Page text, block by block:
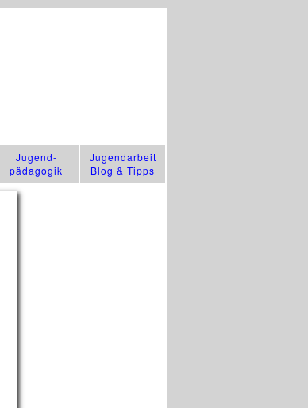
Jugend­
pädagogik
Jugendarbeit
Blog & Tipps